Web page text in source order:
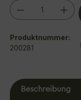
Produkt
Produktnummer:
200281
Beschreibung